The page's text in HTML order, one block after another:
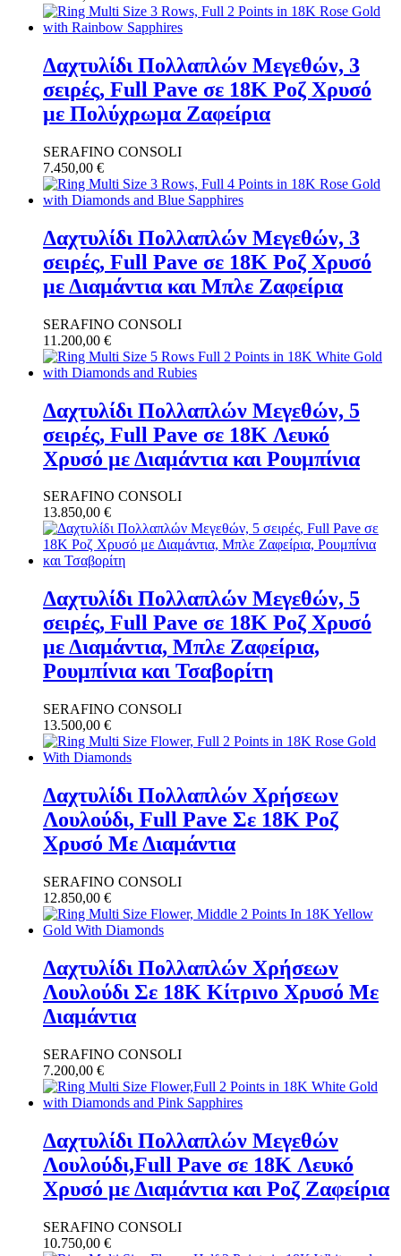
Δαχτυλίδι Πολλαπλών Μεγεθών, 3
σειρές, Full Pave σε 18K Ροζ Χρυσό
με Πολύχρωμα Ζαφείρια
SERAFINO CONSOLI
7.450,00 €
Δαχτυλίδι Πολλαπλών Μεγεθών, 3
σειρές, Full Pave σε 18K Ροζ Χρυσό
με Διαμάντια και Μπλε Ζαφείρια
SERAFINO CONSOLI
11.200,00 €
Δαχτυλίδι Πολλαπλών Μεγεθών, 5
σειρές, Full Pave σε 18K Λευκό
Χρυσό με Διαμάντια και Ρουμπίνια
SERAFINO CONSOLI
13.850,00 €
Δαχτυλίδι Πολλαπλών Μεγεθών, 5
σειρές, Full Pave σε 18K Ροζ Χρυσό
με Διαμάντια, Μπλε Ζαφείρια,
Ρουμπίνια και Τσαβορίτη
SERAFINO CONSOLI
13.500,00 €
Δαχτυλίδι Πολλαπλών Χρήσεων
Λουλούδι, Full Pave Σε 18K Ροζ
Χρυσό Με Διαμάντια
SERAFINO CONSOLI
12.850,00 €
Δαχτυλίδι Πολλαπλών Χρήσεων
Λουλούδι Σε 18K Κίτρινο Χρυσό Με
Διαμάντια
SERAFINO CONSOLI
7.200,00 €
Δαχτυλίδι Πολλαπλών Μεγεθών
Λουλούδι,Full Pave σε 18K Λευκό
Χρυσό με Διαμάντια και Ροζ Ζαφείρια
SERAFINO CONSOLI
10.750,00 €